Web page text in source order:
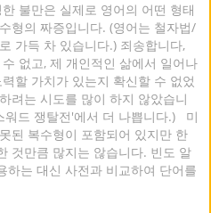
불만은 실제로 영어의 어떤 형태
형의 짜증입니다. (영어는 철자법/
가득 차 있습니다.) 죄송합니다,
없고, 제 개인적인 삶에서 일어나
할 가치가 있는지 확신할 수 없었
려는 시도를 많이 하지 않았습니
워드 쟁탈전'에서 더 나쁩니다.) 미
된 복수형이 포함되어 있지만 한
것만큼 많지는 않습니다. 빈도 알
하는 대신 사전과 비교하여 단어를